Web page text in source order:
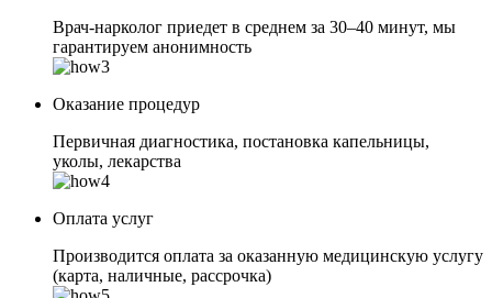
Врач-нарколог приедет в среднем за 30–40 минут, мы
гарантируем анонимность
Оказание процедур
Первичная диагностика, постановка капельницы,
уколы, лекарства
Оплата услуг
Производится оплата за оказанную медицинскую услугу
(карта, наличные, рассрочка)